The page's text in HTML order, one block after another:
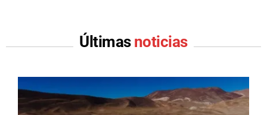
Últimas noticias